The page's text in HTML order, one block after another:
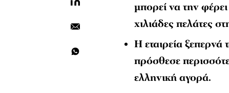
μπορεί να την
χιλιάδες πελάτες
Η εταιρεία
πρόσθεσε
ελληνική αγορά.